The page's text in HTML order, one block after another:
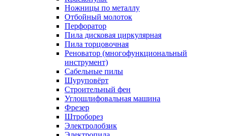
Ножницы по металлу
Отбойный молоток
Перфоратор
Пила дисковая циркулярная
Пила торцовочная
Реноватор (многофункциональный
инструмент)
Сабельные пилы
Шуруповёрт
Строительный фен
Углошлифовальная машина
Фрезер
Штроборез
Электролобзик